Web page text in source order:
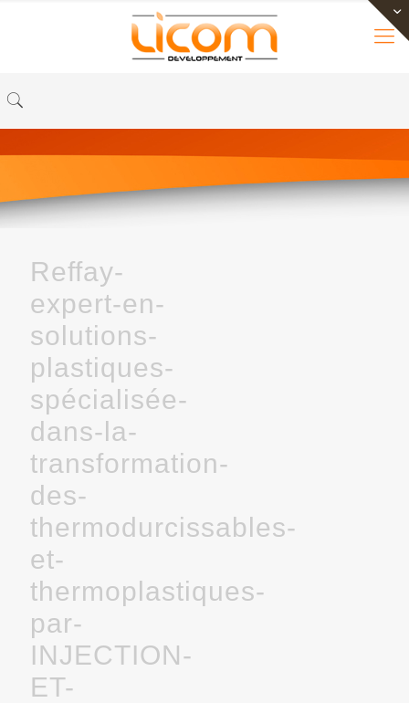
Reffay-
expert-en-
solutions-
plastiques-
spécialisée-
dans-la-
transformation-
des-
thermodurcissables-
et-
thermoplastiques-
par-
INJECTION-
ET-